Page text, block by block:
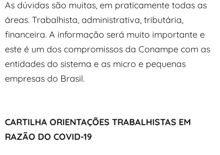
As dúvidas são muitas, em praticamente todas as
áreas. Trabalhista, administrativa, tributária,
financeira. A informação será muito importante e
este é um dos compromissos da Conampe com as
entidades do sistema e as micro e pequenas
empresas do Brasil.
CARTILHA ORIENTAÇÕES TRABALHISTAS EM
RAZÃO DO COVID-19